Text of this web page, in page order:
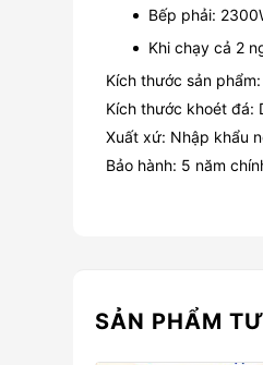
Bếp phải:
Khi chạy cả 2
Kích thước sản
Kích thước khoét đá:
Xuất xứ: Nhập khẩu
Bảo hành: 5 năm
SẢN PHẨM